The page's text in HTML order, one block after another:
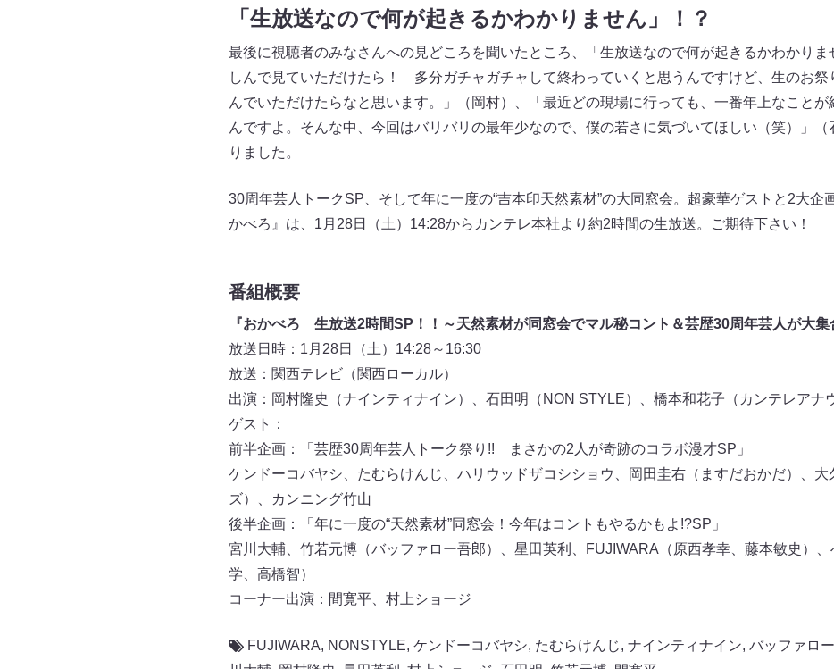
「生放送なので何が起きるかわかりません」！？
最後に視聴者のみなさんへの見どころを聞いたところ、「生放送なので何が起きるかわかりま
しんで見ていただけたら！ 多分ガチャガチャして終わっていくと思うんですけど、生のお祭
んでいただけたらなと思います。」（岡村）、「最近どの現場に行っても、一番年上なことが
んですよ。そんな中、今回はバリバリの最年少なので、僕の若さに気づいてほしい（笑）」
りました。
30周年芸人トークSP、そして年に一度の“吉本印天然素材”の大同窓会。超豪華ゲストと2大企
かべろ』は、1月28日（土）14:28からカンテレ本社より約2時間の生放送。ご期待下さい！
番組概要
『おかべろ 生放送2時間SP！！～天然素材が同窓会でマル秘コント＆芸歴30周年芸人が大集
放送日時：1月28日（土）14:28～16:30
放送：関西テレビ（関西ローカル）
出演：岡村隆史（ナインティナイン）、石田明（NON STYLE）、橋本和花子（カンテレアナ
ゲスト：
前半企画：「芸歴30周年芸人トーク祭り!! まさかの2人が奇跡のコラボ漫才SP」
ケンドーコバヤシ、たむらけんじ、ハリウッドザコシショウ、岡田圭右（ますだおかだ）、大
ズ）、カンニング竹山
後半企画：「年に一度の“天然素材”同窓会！今年はコントもやるかもよ!?SP」
宮川大輔、竹若元博（バッファロー吾郎）、星田英利、FUJIWARA（原西孝幸、藤本敏史）、
学、高橋智）
コーナー出演：間寛平、村上ショージ
FUJIWARA, NONSTYLE, ケンドーコバヤシ, たむらけんじ, ナインティナイン, バッファロ